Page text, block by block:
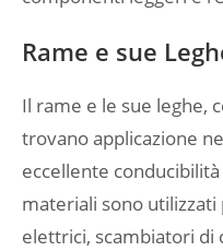
Rame e sue
Il rame e le sue leghe,
trovano applicazione
eccellente
materiali sono
elettrici, scambiatori di